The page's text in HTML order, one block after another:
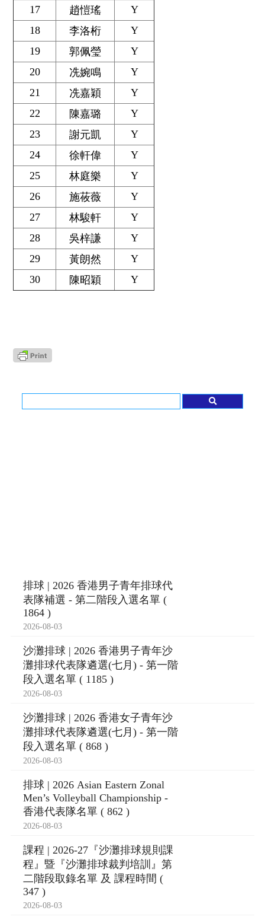
17
趙愷瑤
Y
18
李洛桁
Y
19
郭佩瑩
Y
20
冼婉鳴
Y
21
冼嘉穎
Y
22
陳嘉璐
Y
23
謝元凱
Y
24
徐軒偉
Y
25
林庭樂
Y
26
施莜薇
Y
27
林駿軒
Y
28
吳梓謙
Y
29
黃朗然
Y
30
陳昭穎 Y
排球 | 2026 香港男子青年排球代
表隊補選 - 第二階段入選名單 (
1864 )
2026-08-03
沙灘排球 | 2026 香港男子青年沙
灘排球代表隊遴選(七月) - 第一階
段入選名單 ( 1185 )
2026-08-03
沙灘排球 | 2026 香港女子青年沙
灘排球代表隊遴選(七月) - 第一階
段入選名單 ( 868 )
2026-08-03
排球 | 2026 Asian Eastern Zonal
Men’s Volleyball Championship -
香港代表隊名單 ( 862 )
2026-08-03
課程 | 2026-27『沙灘排球規則課
程』暨『沙灘排球裁判培訓』第
二階段取錄名單 及 課程時間 (
347 )
2026-08-03